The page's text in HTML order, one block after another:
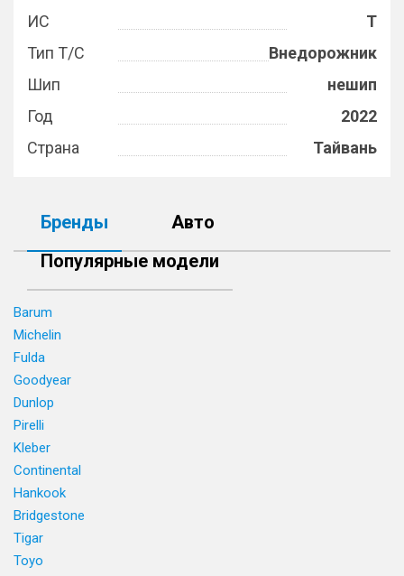
ИС
T
Тип Т/С
Внедорожник
Шип
нешип
Год
2022
Страна
Тайвань
Бренды
Авто
Популярные модели
Barum
Michelin
Fulda
Goodyear
Dunlop
Pirelli
Kleber
Continental
Hankook
Bridgestone
Tigar
Toyo